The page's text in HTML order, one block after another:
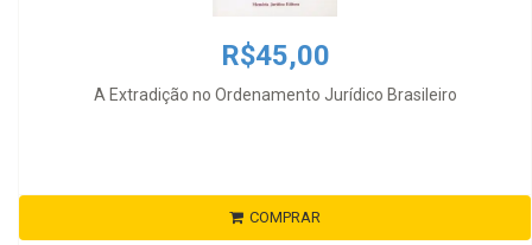
R$45,00
A Extradição no Ordenamento Jurídico Brasileiro
COMPRAR